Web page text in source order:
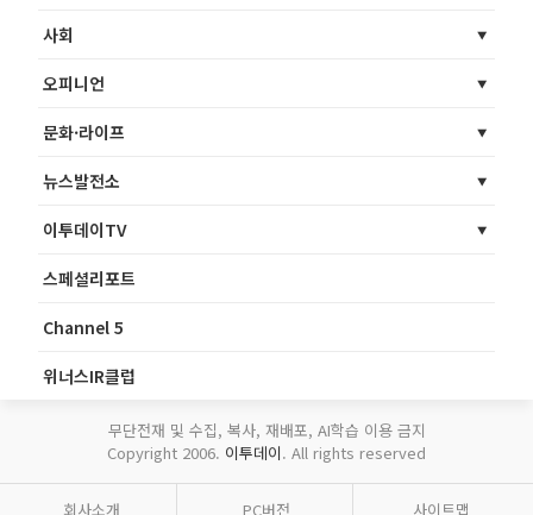
사회
오피니언
문화·라이프
뉴스발전소
이투데이TV
스페셜리포트
Channel 5
위너스IR클럽
무단전재 및 수집, 복사, 재배포, AI학습 이용 금지
Copyright 2006. 이투데이. All rights reserved
회사소개 PC버전 사이트맵